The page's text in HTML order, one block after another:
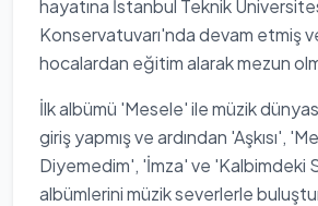
hayatına İstanbul Teknik
Konservatuvarı'nda devam etmiş
hocalardan eğitim alarak mezun
İlk albümü 'Mesele' ile müzik
giriş yapmış ve ardından 'Aşkısı',
Diyemedim', 'İmza' ve 'Kalbimdeki
albümlerini müzik severlerle